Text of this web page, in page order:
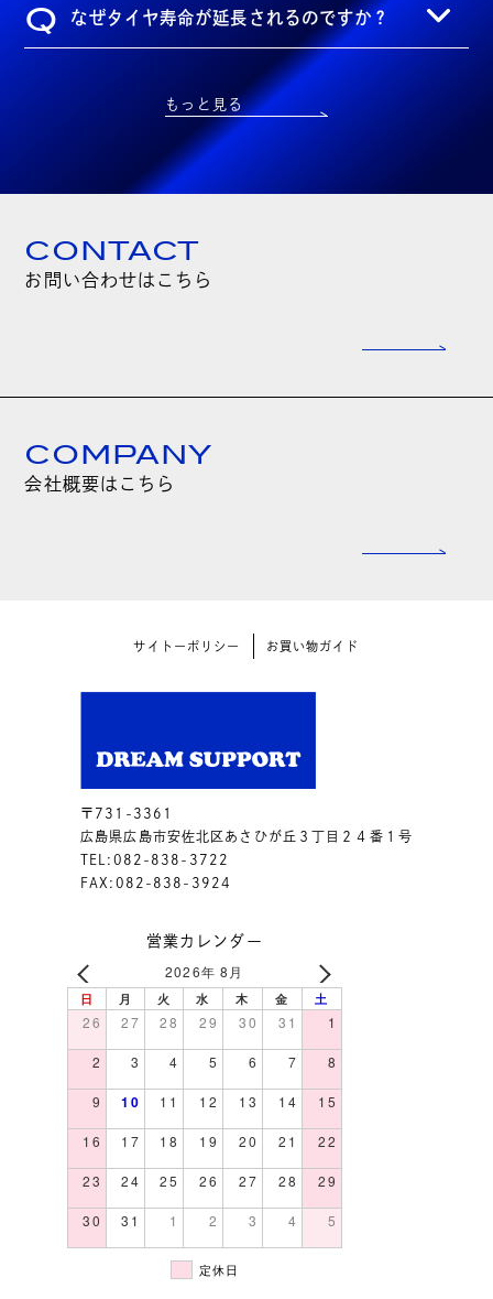
Q なぜタイヤ寿命が延長されるのですか？
もっと見る
CONTACT
お問い合わせはこちら
COMPANY
会社概要はこちら
サイトーポリシー お買い物ガイド
〒731-3361
広島県広島市安佐北区あさひが丘３丁目２４番１号
TEL:082-838-3722
FAX:082-838-3924
営業カレンダー
2026年 8月
日 月 火 水 木 金 土
26 27 28 29 30 31 1
2 3 4 5 6 7 8
9 10 11 12 13 14 15
16 17 18 19 20 21 22
23 24 25 26 27 28 29
30 31 1 2 3 4 5
定休日